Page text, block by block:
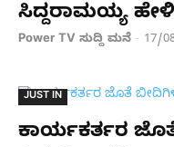
ಸಿದ್ದರಾಮಯ್ಯ
Power TV ಸುದ್ದಿ ಮನೆ - 17/
JUST IN
ಕಾರ್ಯಕರ್ತರ